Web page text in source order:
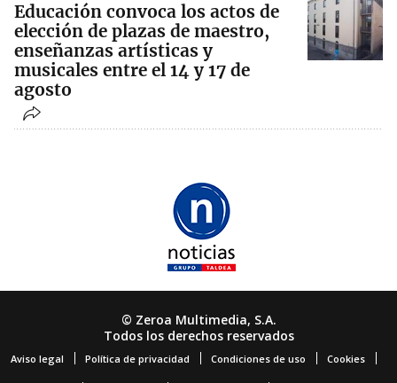
Educación convoca los actos de
elección de plazas de maestro,
enseñanzas artísticas y
musicales entre el 14 y 17 de
agosto
© Zeroa Multimedia, S.A.
Todos los derechos reservados
Aviso legal Política de privacidad Condiciones de uso Cookies